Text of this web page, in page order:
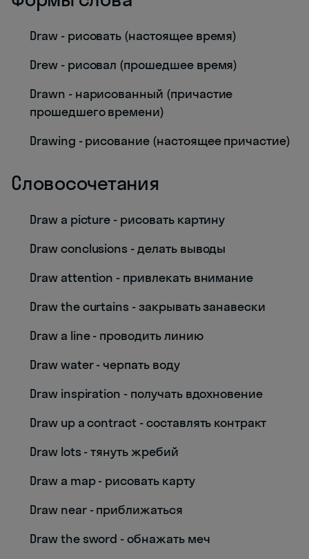
Draw - рисовать (настоящее время)
Drew - рисовал (прошедшее время)
Drawn - нарисованный (причастие
прошедшего времени)
Drawing - рисование (настоящее причастие)
Словосочетания
Draw a picture - рисовать картину
Draw conclusions - делать выводы
Draw attention - привлекать внимание
Draw the curtains - закрывать занавески
Draw a line - проводить линию
Draw water - черпать воду
Draw inspiration - получать вдохновение
Draw up a contract - составлять контракт
Draw lots - тянуть жребий
Draw a map - рисовать карту
Draw near - приближаться
Draw the sword - обнажать меч